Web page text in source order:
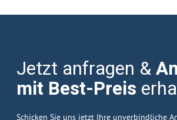
Jetzt anfragen &
mit Best-Preis
Schicken Sie uns jetzt Ihre unverbindliche